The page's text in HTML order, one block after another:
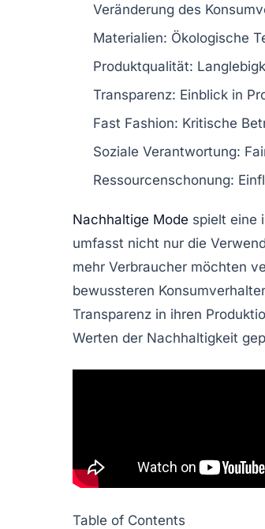
Veränderung des
Materialien: Ökologische
Produktqualität:
Transparenz: Einblick in
Fast Fashion: Kritische
Soziale Verantwortung:
Ressourcenschonung:
Nachhaltige Mode spielt eine
umfasst nicht nur die
mehr Verbraucher möchten
bewussteren
Transparenz in ihren
Werten der Nachhaltigkeit
Table of Contents